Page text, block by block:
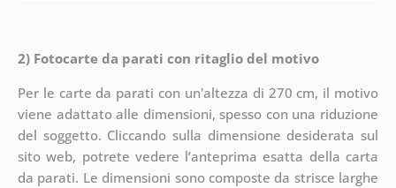
2) Fotocarte da parati con ritaglio del motivo
Per le carte da parati con un'altezza di 270 cm, il motivo
viene adattato alle dimensioni, spesso con una riduzione
del soggetto. Cliccando sulla dimensione desiderata sul
sito web, potrete vedere l’anteprima esatta della carta
da parati. Le dimensioni sono composte da strisce larghe